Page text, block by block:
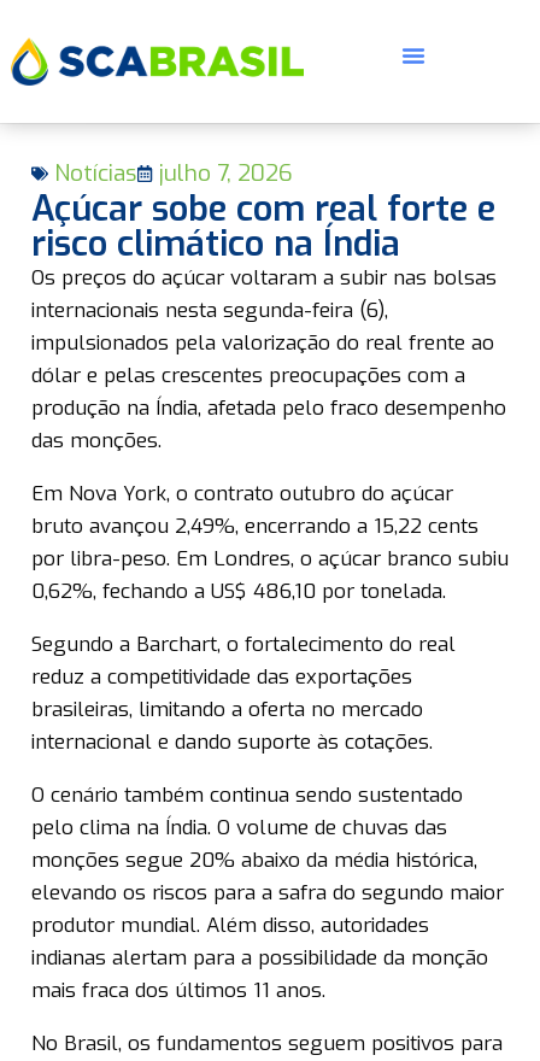
Notícias julho 7, 2026
Açúcar sobe com real forte e
risco climático na Índia
Os preços do açúcar voltaram a subir nas bolsas
internacionais nesta segunda-feira (6),
impulsionados pela valorização do real frente ao
dólar e pelas crescentes preocupações com a
produção na Índia, afetada pelo fraco desempenho
das monções.
Em Nova York, o contrato outubro do açúcar
bruto avançou 2,49%, encerrando a 15,22 cents
por libra-peso. Em Londres, o açúcar branco subiu
0,62%, fechando a US$ 486,10 por tonelada.
Segundo a Barchart, o fortalecimento do real
reduz a competitividade das exportações
brasileiras, limitando a oferta no mercado
internacional e dando suporte às cotações.
O cenário também continua sendo sustentado
pelo clima na Índia. O volume de chuvas das
monções segue 20% abaixo da média histórica,
elevando os riscos para a safra do segundo maior
produtor mundial. Além disso, autoridades
indianas alertam para a possibilidade da monção
mais fraca dos últimos 11 anos.
No Brasil, os fundamentos seguem positivos para